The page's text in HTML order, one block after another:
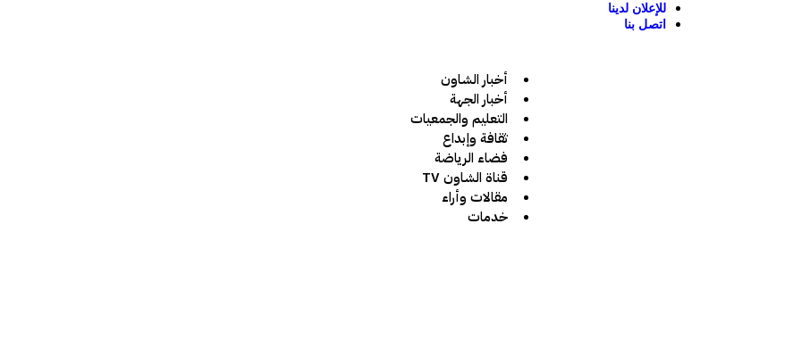
للإعلان لدينا
اتصل بنا
أخبار الشاون
أخبار الجهة
التعليم والجمعيات
ثقافة وإبداع
فضاء الرياضة
قناة الشاون TV
مقالات وأراء
خدمات